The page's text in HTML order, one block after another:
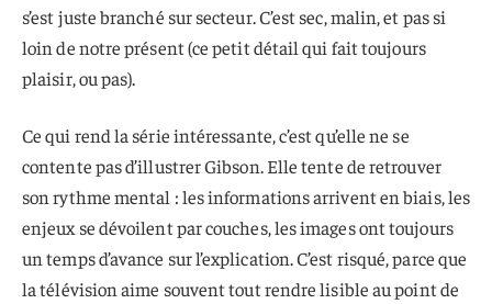
s’est juste branché sur secteur. C’est sec, malin, et pas si
loin de notre présent (ce petit détail qui fait toujours
plaisir, ou pas).
Ce qui rend la série intéressante, c’est qu’elle ne se
contente pas d’illustrer Gibson. Elle tente de retrouver
son rythme mental : les informations arrivent en biais, les
enjeux se dévoilent par couches, les images ont toujours
un temps d’avance sur l’explication. C’est risqué, parce que
la télévision aime souvent tout rendre lisible au point de